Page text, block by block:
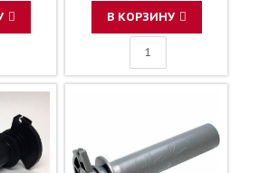
В КОРЗИНУ